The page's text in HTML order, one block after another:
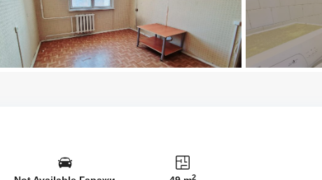
2